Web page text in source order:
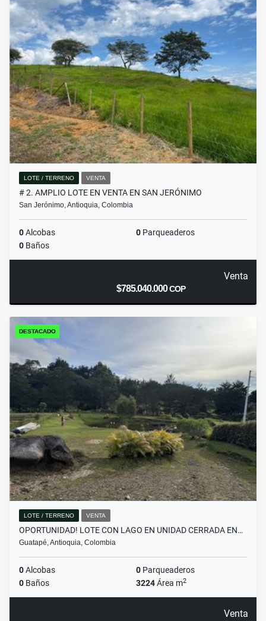
LOTE / TERRENO VENTA
# 2. AMPLIO LOTE EN VENTA EN SAN JERÓNIMO
San Jerónimo, Antioquia, Colombia
0Alcobas 0 Parqueaderos
0 Baños
Venta
$785.040.000COP
DESTACADO
LOTE / TERRENO VENTA
OPORTUNIDAD! LOTE CON LAGO EN UNIDAD CERRADA EN…
Guatapé, Antioquia, Colombia
0Alcobas 0 Parqueaderos
0 Baños 3224Área m2
Venta